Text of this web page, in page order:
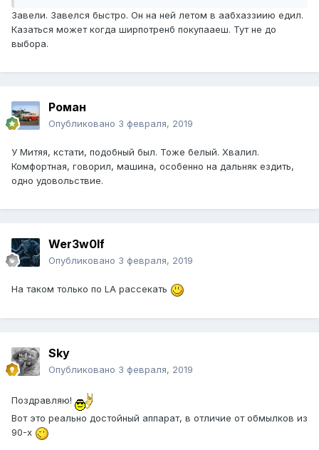
Завели. Завелся быстро. Он на ней летом в аабхаззиию едил.
Казаться может когда ширпотренб покупааеш. Тут не до
выбора.
Роман
Опубликовано 3 февраля, 2019
У Митяя, кстати, подобный был. Тоже белый. Хвалил.
Комфортная, говорил, машина, особенно на дальняк ездить,
одно удовольствие.
Wer3w0lf
Опубликовано 3 февраля, 2019
На таком только по LA рассекать
Sky
Опубликовано 3 февраля, 2019
Поздравляю!
Вот это реально достойный аппарат, в отличие от обмылков из
90-х